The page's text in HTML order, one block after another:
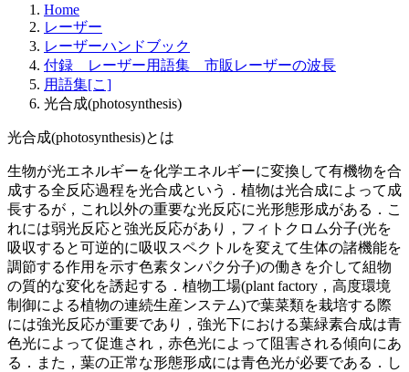
Home
レーザー
レーザーハンドブック
付録 レーザー用語集 市販レーザーの波長
用語集[こ]
光合成(photosynthesis)
光合成(photosynthesis)とは
生物が光エネルギーを化学エネルギーに変換して有機物を合
成する全反応過程を光合成という．植物は光合成によって成
長するが，これ以外の重要な光反応に光形態形成がある．こ
れには弱光反応と強光反応があり，フィトクロム分子(光を
吸収すると可逆的に吸収スペクトルを変えて生体の諸機能を
調節する作用を示す色素タンパク分子)の働きを介して組物
の質的な変化を誘起する．植物工場(plant factory，高度環境
制御による植物の連続生産ンステム)で葉菜類を栽培する際
には強光反応が重要であり，強光下における葉緑素合成は青
色光によって促進され，赤色光によって阻害される傾向にあ
る．また，葉の正常な形態形成には青色光が必要である．し